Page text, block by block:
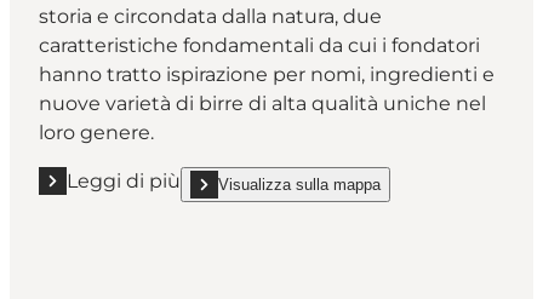
storia e circondata dalla natura, due
caratteristiche fondamentali da cui i fondatori
hanno tratto ispirazione per nomi, ingredienti e
nuove varietà di birre di alta qualità uniche nel
loro genere.
Leggi di più
Leggi di più "Jelling Bryghus"
Visualizza sulla mappa
show Jelling Bryghus on_map